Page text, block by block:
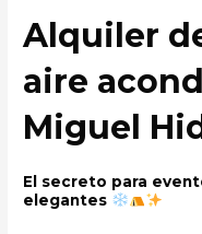
Alquiler
aire
Miguel
El secreto para
elegantes